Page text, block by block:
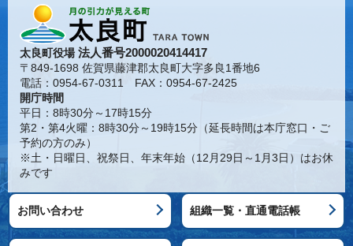
太良町役場法人番号2000020414417
〒849-1698 佐賀県藤津郡太良町大字多良1番地6
電話：0954-67-0311 FAX：0954-67-2425
開庁時間
平日：8時30分～17時15分
第2・第4火曜：8時30分～19時15分（延長時間は本庁窓口・ご
予約の方のみ）
※土・日曜日、祝祭日、年末年始（12月29日～1月3日）はお休
みです
お問い合わせ 組織一覧・直通電話帳